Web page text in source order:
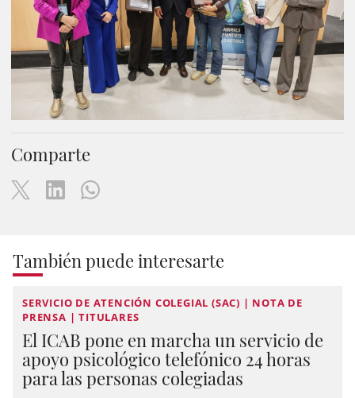
Comparte
También puede interesarte
SERVICIO DE ATENCIÓN COLEGIAL (SAC) | NOTA DE
PRENSA | TITULARES
El ICAB pone en marcha un servicio de
apoyo psicológico telefónico 24 horas
para las personas colegiadas